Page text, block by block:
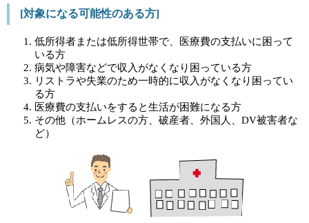
[対象になる可能性のある方]
低所得者または低所得世帯で、医療費の支払いに困って
いる方
病気や障害などで収入がなくなり困っている方
リストラや失業のため一時的に収入がなくなり困ってい
る方
医療費の支払いをすると生活が困難になる方
その他（ホームレスの方、破産者、外国人、DV被害者な
ど）